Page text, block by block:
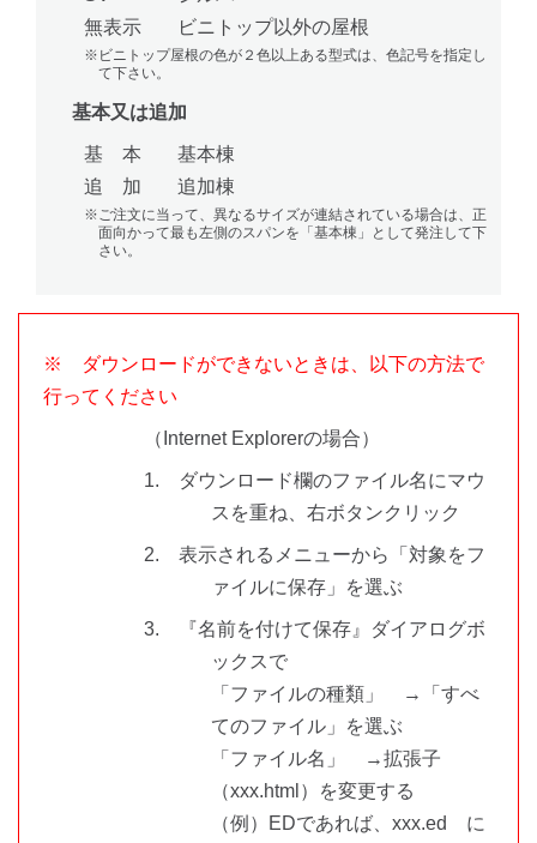
無表示
ビニトップ以外の屋根
※ビニトップ屋根の色が２色以上ある型式は、色記号を指定し
て下さい。
基本又は追加
基 本
基本棟
追 加
追加棟
※ご注文に当って、異なるサイズが連結されている場合は、正
面向かって最も左側のスパンを「基本棟」として発注して下
さい。
※ ダウンロードができないときは、以下の方法で
行ってください
（Internet Explorerの場合）
1. ダウンロード欄のファイル名にマウ
スを重ね、右ボタンクリック
2. 表示されるメニューから「対象をフ
ァイルに保存」を選ぶ
3. 『名前を付けて保存』ダイアログボ
ックスで
「ファイルの種類」 →「すべ
てのファイル」を選ぶ
「ファイル名」 →拡張子
（xxx.html）を変更する
（例）EDであれば、xxx.ed に